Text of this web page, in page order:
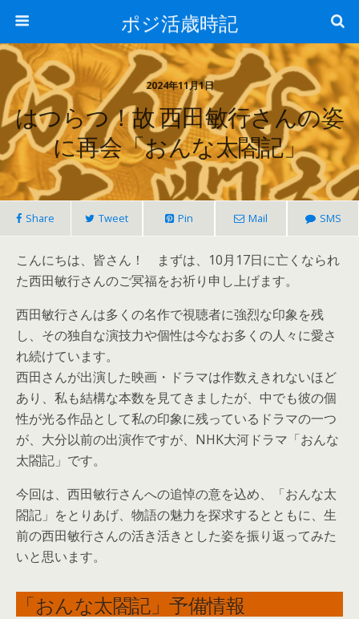
ポジ活歳時記
2024年11月1日
はつらつ！故 西田敏行さんの姿
に再会「おんな太閤記」
Share Tweet Pin Mail SMS
こんにちは、皆さん！ まずは、10月17日に亡くなられ
た西田敏行さんのご冥福をお祈り申し上げます。
西田敏行さんは多くの名作で視聴者に強烈な印象を残
し、その独自な演技力や個性は今なお多くの人々に愛さ
れ続けています。
西田さんが出演した映画・ドラマは作数えきれないほど
あり、私も結構な本数を見てきましたが、中でも彼の個
性が光る作品として私の印象に残っているドラマの一つ
が、大分以前の出演作ですが、NHK大河ドラマ「おんな
太閤記」です。
今回は、西田敏行さんへの追悼の意を込め、「おんな太
閤記」をとりあげ、物語の魅力を探求するとともに、生
前の西田敏行さんの活き活きとした姿を振り返ってみた
いと思います。
「おんな太閤記」予備情報